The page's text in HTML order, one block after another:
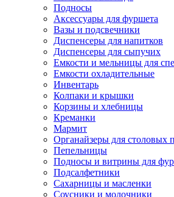
Подносы
Аксессуары для фуршета
Вазы и подсвечники
Диспенсеры для напитков
Диспенсеры для сыпучих
Емкости и мельницы для
Емкости охладительные
Инвентарь
Колпаки и крышки
Корзины и хлебницы
Креманки
Мармит
Органайзеры для столовых
Пепельницы
Подносы и витрины для
Подсалфетники
Сахарницы и масленки
Соусники и молочники